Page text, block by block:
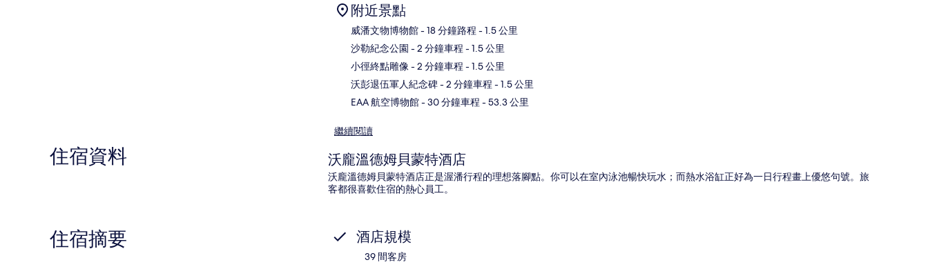
附近景點
威潘文物博物館- 18 分鐘路程 - 1.5 公里
沙勒紀念公園 - 2 分鐘車程 - 1.5 公里
小徑終點雕像 - 2 分鐘車程 - 1.5 公里
沃彭退伍軍人紀念碑- 2 分鐘車程 - 1.5 公里
EAA 航空博物館- 30 分鐘車程 - 53.3 公里
繼續閱讀
住宿資料 沃龐溫德姆貝蒙特酒店
沃龐溫德姆貝蒙特酒店正是渥潘行程的理想落腳點。你可以在室內泳池暢快玩水；而熱水浴缸正好為一日行程畫上優悠句號。旅
客都很喜歡住宿的熱心員工。
住宿摘要 酒店規模
39 間客房